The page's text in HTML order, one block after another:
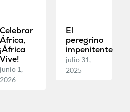
Celebrar
África,
¡África
Vive!
junio 1,
2026
El
peregrino
impenitente
julio 31,
2025